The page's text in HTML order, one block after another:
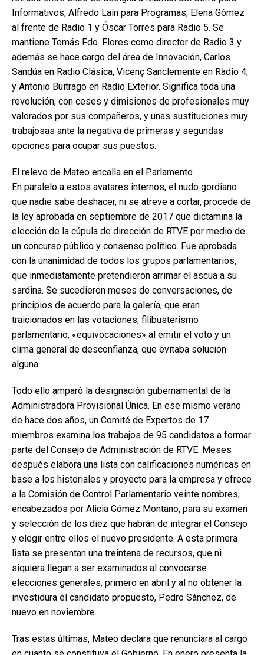
Informativos, Alfredo Laín para Programas, Elena Gómez
al frente de Radio 1 y Óscar Torres para Radio 5. Se
mantiene Tomás Fdo. Flores como director de Radio 3 y
además se hace cargo del área de Innovación, Carlos
Sandúa en Radio Clásica, Vicenç Sanclemente en Ràdio 4,
y Antonio Buitrago en Radio Exterior. Significa toda una
revolución, con ceses y dimisiones de profesionales muy
valorados por sus compañeros, y unas sustituciones muy
trabajosas ante la negativa de primeras y segundas
opciones para ocupar sus puestos.
El relevo de Mateo encalla en el Parlamento
En paralelo a estos avatares internos, el nudo gordiano
que nadie sabe deshacer, ni se atreve a cortar, procede de
la ley aprobada en septiembre de 2017 que dictamina la
elección de la cúpula de dirección de RTVE por medio de
un concurso público y consenso político. Fue aprobada
con la unanimidad de todos los grupos parlamentarios,
que inmediatamente pretendieron arrimar el ascua a su
sardina. Se sucedieron meses de conversaciones, de
principios de acuerdo para la galería, que eran
traicionados en las votaciones, filibusterismo
parlamentario, «equivocaciones» al emitir el voto y un
clima general de desconfianza, que evitaba solución
alguna.
Todo ello amparó la designación gubernamental de la
Administradora Provisional Única. En ese mismo verano
de hace dos años, un Comité de Expertos de 17
miembros examina los trabajos de 95 candidatos a formar
parte del Consejo de Administración de RTVE. Meses
después elabora una lista con calificaciones numéricas en
base a los historiales y proyecto para la empresa y ofrece
a la Comisión de Control Parlamentario veinte nombres,
encabezados por Alicia Gómez Montano, para su examen
y selección de los diez que habrán de integrar el Consejo
y elegir entre ellos el nuevo presidente. A esta primera
lista se presentan una treintena de recursos, que ni
siquiera llegan a ser examinados al convocarse
elecciones generales, primero en abril y al no obtener la
investidura el candidato propuesto, Pedro Sánchez, de
nuevo en noviembre.
Tras estas últimas, Mateo declara que renunciara al cargo